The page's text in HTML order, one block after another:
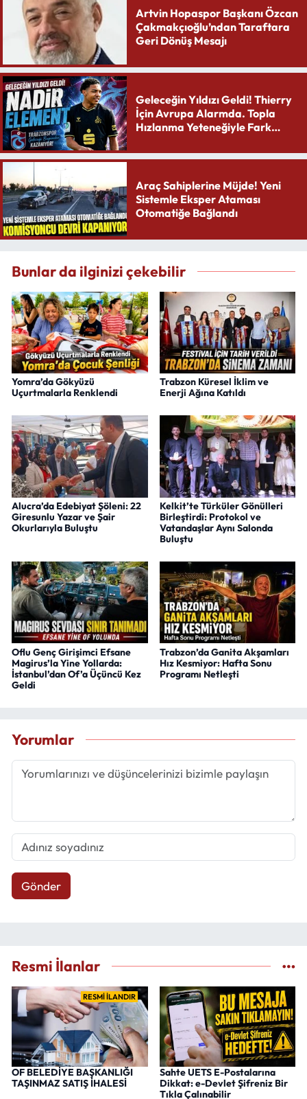
Artvin Hopaspor Başkanı Özcan
Çakmakçıoğlu’ndan Taraftara
Geri Dönüş Mesajı
Geleceğin Yıldızı Geldi! Thierry
İçin Avrupa Alarmda. Topla
Hızlanma Yeteneğiyle Fark
Araç Sahiplerine Müjde! Yeni
Sistemle Eksper Ataması
Otomatiğe Bağlandı
Bunlar da ilginizi çekebilir
Yomra’da Gökyüzü
Uçurtmalarla Renklendi
Trabzon Küresel İklim ve
Enerji Ağına Katıldı
Alucra’da Edebiyat Şöleni: 22
Giresunlu Yazar ve Şair
Okurlarıyla Buluştu
Kelkit’te Türküler Gönülleri
Birleştirdi: Protokol ve
Vatandaşlar Aynı Salonda
Buluştu
Oflu Genç Girişimci Efsane
Magirus’la Yine Yollarda:
İstanbul’dan Of’a Üçüncü Kez
Geldi
Trabzon’da Ganita Akşamları
Hız Kesmiyor: Hafta Sonu
Programı Netleşti
Yorumlar
Gönder
Resmi İlanlar
RESMİ İLANDIR
OF BELEDİYE BAŞKANLIĞI
TAŞINMAZ SATIŞ İHALESİ
Sahte UETS E-Postalarına
Dikkat: e-Devlet Şifreniz Bir
Tıkla Çalınabilir